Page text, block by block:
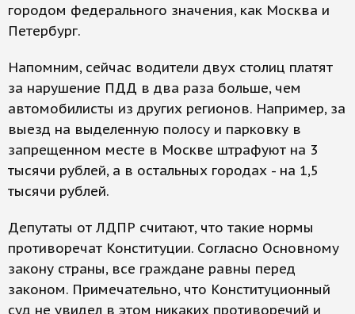
городом федерального значения, как Москва и
Петербург.
Напомним, сейчас водители двух столиц платят
за нарушение ПДД в два раза больше, чем
автомобилисты из других регионов. Например, за
выезд на выделенную полосу и парковку в
запрещенном месте в Москве штрафуют на 3
тысячи рублей, а в остальных городах - на 1,5
тысячи рублей.
Депутаты от ЛДПР считают, что такие нормы
противоречат Конституции. Согласно Основному
закону страны, все граждане равны перед
законом. Примечательно, что Конституционный
суд не увидел в этом никаких противоречий и